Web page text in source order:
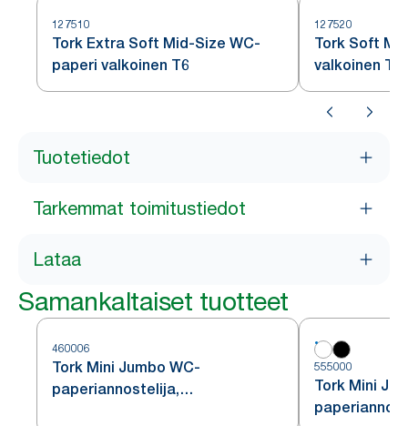
127510
Tork Extra Soft Mid-Size WC-
paperi valkoinen T6
127520
Tork Soft
valkoinen T6
Tuotetiedot
Tarkemmat toimitustiedot
Lataa
Samankaltaiset tuotteet
460006
Tork Mini Jumbo WC-
paperiannostelija,
555000
Tork Mini